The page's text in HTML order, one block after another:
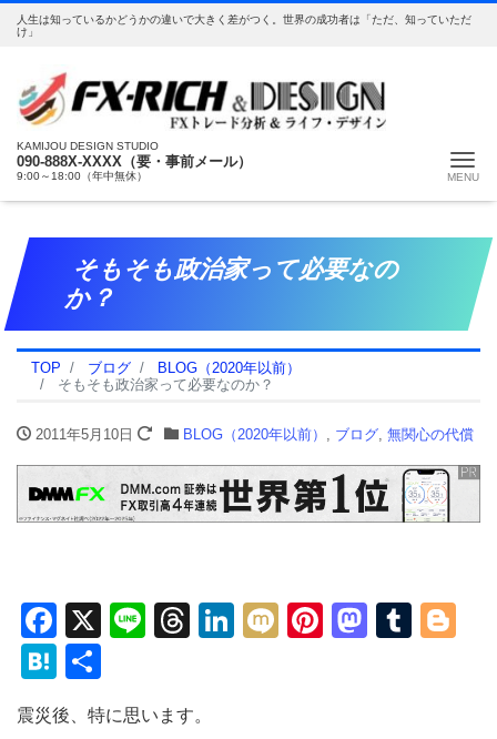
人生は知っているかどうかの違いで大きく差がつく。世界の成功者は「ただ、知っていただ
け」
KAMIJOU DESIGN STUDIO
090-888X-XXXX（要・事前メール）
9:00～18:00（年中無休）
そもそも政治家って必要なの
か？
TOP ブログ
BLOG（2020年以前）
そもそも政治家って必要なのか？
2011年5月10日 BLOG（2020年以前） , ブログ, 無関心の代償
Facebook
X LineThreads
LinkedIn
MixiPinterest
Hatena
有
震災後、特に思います。